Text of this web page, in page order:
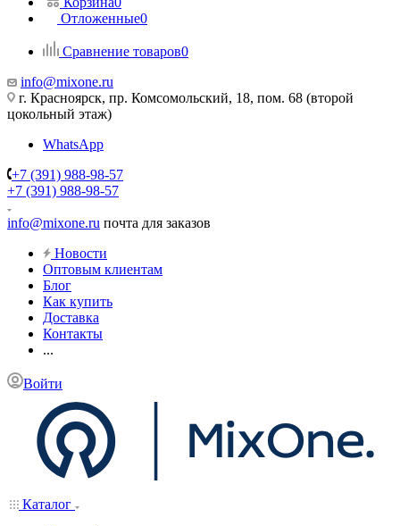
Отложенные0
Сравнение товаров0
info@mixone.ru
г. Красноярск, пр. Комсомольский, 18, пом. 68 (второй
цокольный этаж)
WhatsApp
+7 (391) 988-98-57
+7 (391) 988-98-57
info@mixone.ru почта для заказов
Новости
Оптовым клиентам
Блог
Как купить
Доставка
Контакты
...
Войти
Каталог